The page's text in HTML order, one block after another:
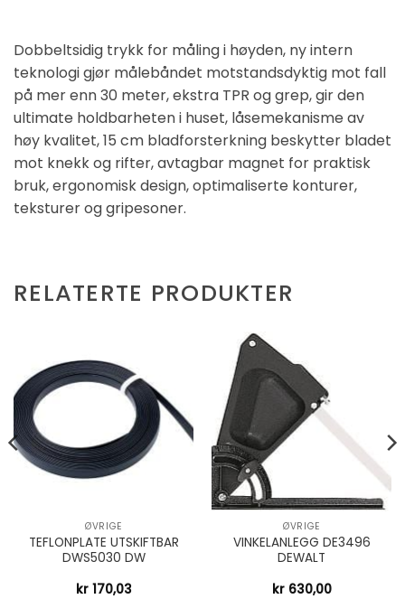
Dobbeltsidig trykk for måling i høyden, ny intern
teknologi gjør målebåndet motstandsdyktig mot fall
på mer enn 30 meter, ekstra TPR og grep, gir den
ultimate holdbarheten i huset, låsemekanisme av
høy kvalitet, 15 cm bladforsterkning beskytter bladet
mot knekk og rifter, avtagbar magnet for praktisk
bruk, ergonomisk design, optimaliserte konturer,
teksturer og gripesoner.
RELATERTE PRODUKTER
ØVRIGE
TEFLONPLATE UTSKIFTBAR
DWS5030 DW
kr170,03
ØVRIGE
VINKELANLEGG DE3496
DEWALT
kr630,00